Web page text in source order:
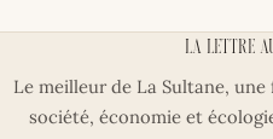
La lettre
Le meilleur de La Sultane,
société, économie et